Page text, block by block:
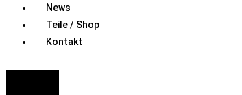
News
Teile / Shop
Kontakt